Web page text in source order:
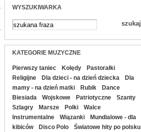
WYSZUKIWARKA
KATEGORIE MUZYCZNE
Pierwszy taniec Kolędy
Pastorałki
Religijne
Dla dzieci - na dzień dziecka
Dla
mamy - na dzień matki
Rubik
Dance
Biesiada
Wojskowe Patriotyczne
Szanty
Szlagry
Marsze Polki
Walce
Instrumentalne
Wiązanki
Mundialowe - dla
kibiców
Disco Polo
Światowe hity po polsku